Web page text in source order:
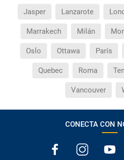
Jasper Lanzarote
Marrakech Milán
Oslo Ottawa París
Quebec Roma
Vancouver
CONECTA CON